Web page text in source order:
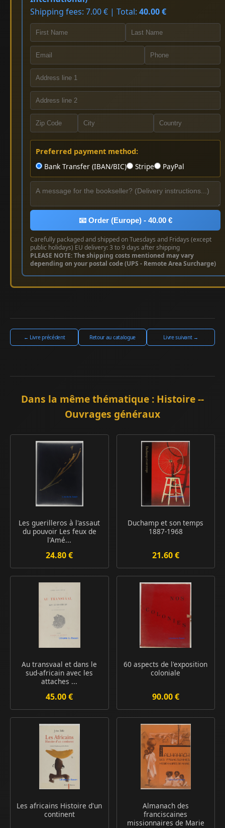
Shipping fees: 7.00 € | Total: 40.00 €
Preferred payment method:
Bank Transfer (IBAN/BIC)
Stripe PayPal
📧 Order (Europe) - 40.00 €
Carefully packaged and shipped on Tuesdays and Fridays (except
public holidays) EU delivery: 3 to 9 days after shipping
PLEASE NOTE: The shipping costs mentioned may vary
depending on your postal code (UPS - Remote Area Surcharge)
← Livre précédent Retour au catalogue Livre suivant →
Dans la même thématique : Histoire --
Ouvrages généraux
Les guerilleros à l'assaut
du pouvoir Les feux de
l'Amé...
24.80 €
Duchamp et son temps
1887-1968
21.60 €
Au transvaal et dans le
sud-africain avec les
attaches ...
45.00 €
60 aspects de l'exposition
coloniale
90.00 €
Les africains Histoire d'un
continent
Almanach des
franciscaines
missionnaires de Marie